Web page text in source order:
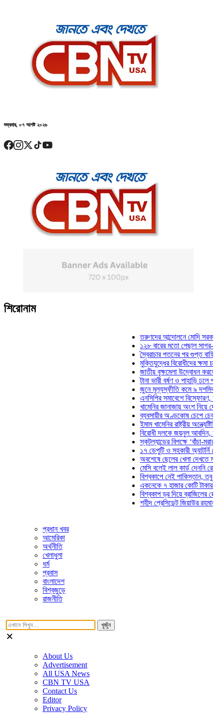
শুক্রবার, ০৭ আগষ্ট ২০২৬
শিরোনাম
তরুণদের আন্দোলনে মোদি সরকার
১২৮ বারের মতো পেছাল সাগর-রুনি
স্বৈরাচার পতনের পর গুপ্ত বাহিনীর
মুক্তিযুদ্ধের বিরোধীদের ক্ষমা চাইতে
জাতীয় বৃক্ষমেলা উদ্বোধন করলেন
টানা ভারী বর্ষণ ও পাহাড়ি ঢলে
জুনে মূল্যস্ফীতি কমে ৯ দশমিক ১৬
এনসিপির সমাবেশে বিস্ফোরণ,
খামেনির জানাজায় অংশ নিয়ে দেশে
ব্যবসায়ীর অণ্ডকোষ চেপে চেক-
ইমাম খামেনির রাষ্ট্রীয়
বিরোধী দলকে জয়নুল আবদিন,
স্কটল্যান্ডের বিপক্ষে ‘বাঁচা-মরার
১৭ ডেপুটি ও সহকারী অ্যাটর্নি
অবশেষে ছেলের খেলা দেখতে মাঠে
মেসি বলেই লাল কার্ড দেননি রেফারি!
বিশ্বকাপে নেই পাকিস্তান, তবু
একনেকে ৭ হাজার কোটি টাকার ৫
বিশ্বকাপ ড্র দিয়ে ব্রাজিলের হেক্সা
শহীদ প্রেসিডেন্ট জিয়াউর রহমান
প্রধান খবর
আমেরিকা
অর্থনীতি
খেলাধুলা
ধর্ম
প্রবাস
বাংলাদেশ
বিশ্বজুড়ে
রাজনীতি
খুজুঁন
About Us
Advertisement
All USA News
CBN TV USA
Contact Us
Editor
Privacy Policy